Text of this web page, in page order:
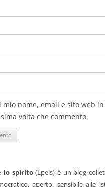
mio nome, email e sito web
volta che commento.
lo spirito(Lpels) è un blog
aperto, sensibile alle